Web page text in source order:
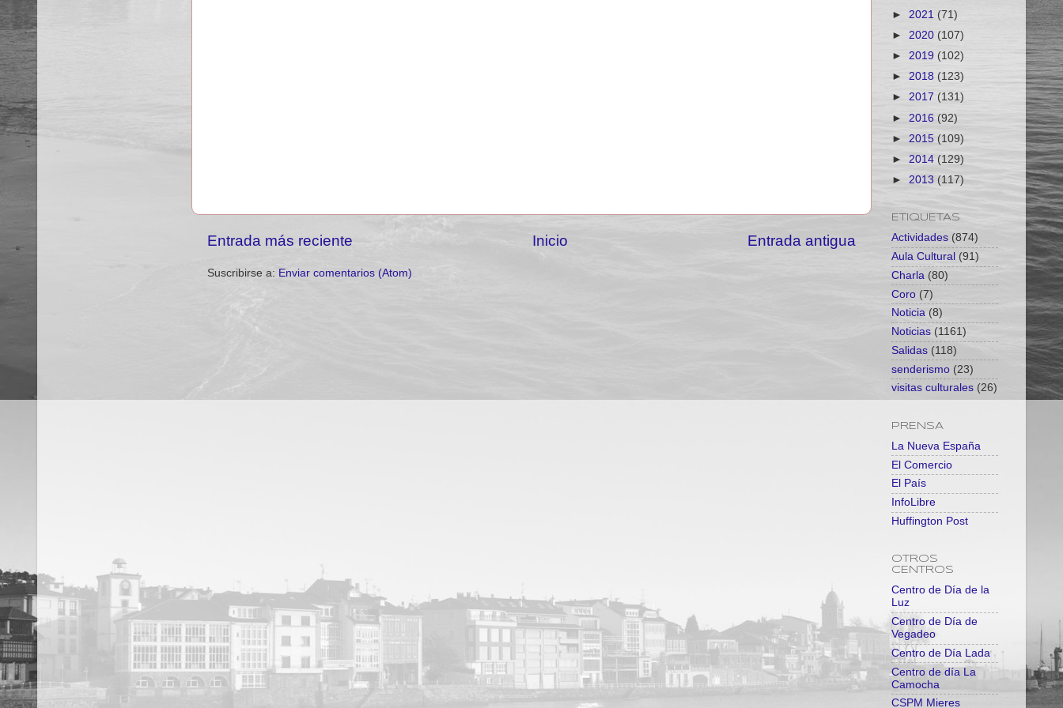
Entrada más reciente Entrada antigua
Inicio
Suscribirse a: Enviar comentarios (Atom)
► 2021 (71)
► 2020 (107)
► 2019 (102)
► 2018 (123)
► 2017 (131)
► 2016 (92)
► 2015 (109)
► 2014 (129)
► 2013 (117)
ETIQUETAS
Actividades (874)
Aula Cultural (91)
Charla (80)
Coro (7)
Noticia (8)
Noticias (1161)
Salidas (118)
senderismo (23)
visitas culturales (26)
PRENSA
La Nueva España
El Comercio
El País
InfoLibre
Huffington Post
OTROS
CENTROS
Centro de Día de la
Luz
Centro de Día de
Vegadeo
Centro de Día Lada
Centro de día La
Camocha
CSPM Mieres